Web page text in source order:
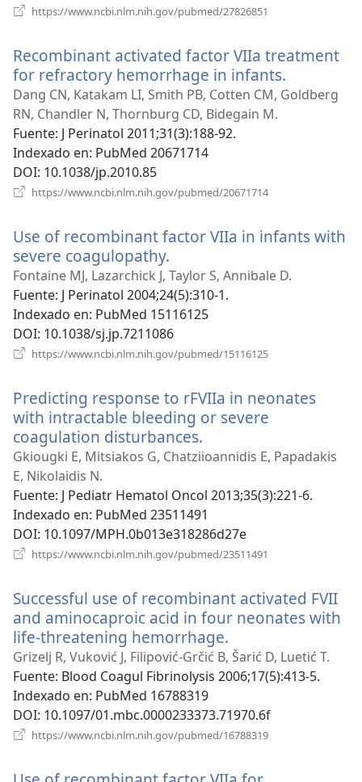
https://www.ncbi.nlm.nih.gov/pubmed/27826851
ventana)
Recombinant activated factor VIIa treatment
for refractory hemorrhage in infants.
una
Dang CN, Katakam LI, Smith PB, Cotten CM, Goldberg
RN, Chandler N, Thornburg CD, Bidegain M.
Fuente‎: J Perinatol 2011;31(3):188-92.
Indexado en‎: PubMed 20671714
DOI‎: 10.1038/jp.2010.85
https://www.ncbi.nlm.nih.gov/pubmed/20671714
ventana)
Use of recombinant factor VIIa in infants with
severe coagulopathy.
una
nueva
ventana)
Fontaine MJ, Lazarchick J, Taylor S, Annibale D.
Fuente‎: J Perinatol 2004;24(5):310-1.
Indexado en‎: PubMed 15116125
DOI‎: 10.1038/sj.jp.7211086
https://www.ncbi.nlm.nih.gov/pubmed/15116125
ventana)
Predicting response to rFVIIa in neonates
with intractable bleeding or severe
coagulation disturbances.
una
ventana)
Gkiougki E, Mitsiakos G, Chatziioannidis E, Papadakis
E, Nikolaidis N.
Fuente‎: J Pediatr Hematol Oncol 2013;35(3):221-6.
Indexado en‎: PubMed 23511491
DOI‎: 10.1097/MPH.0b013e318286d27e
https://www.ncbi.nlm.nih.gov/pubmed/23511491
ventana)
Successful use of recombinant activated FVII
and aminocaproic acid in four neonates with
life-threatening hemorrhage.
una
nueva
Grizelj R, Vuković J, Filipović-Grčić B, Šarić D, Luetić T.
Fuente‎: Blood Coagul Fibrinolysis 2006;17(5):413-5.
Indexado en‎: PubMed 16788319
DOI‎: 10.1097/01.mbc.0000233373.71970.6f
https://www.ncbi.nlm.nih.gov/pubmed/16788319